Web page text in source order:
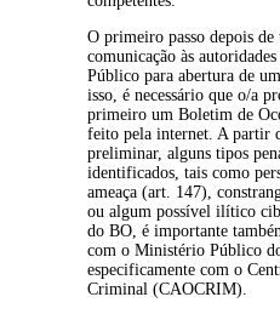
O primeiro passo depois
comunicação às
Público para abertura de
isso, é necessário que o/a
primeiro um Boletim de
feito pela internet. A partir
preliminar, alguns tipos
identificados, tais como
ameaça (art. 147),
ou algum possível ilítico
do BO, é importante
com o Ministério Público
especificamente com o
Criminal (CAOCRIM)